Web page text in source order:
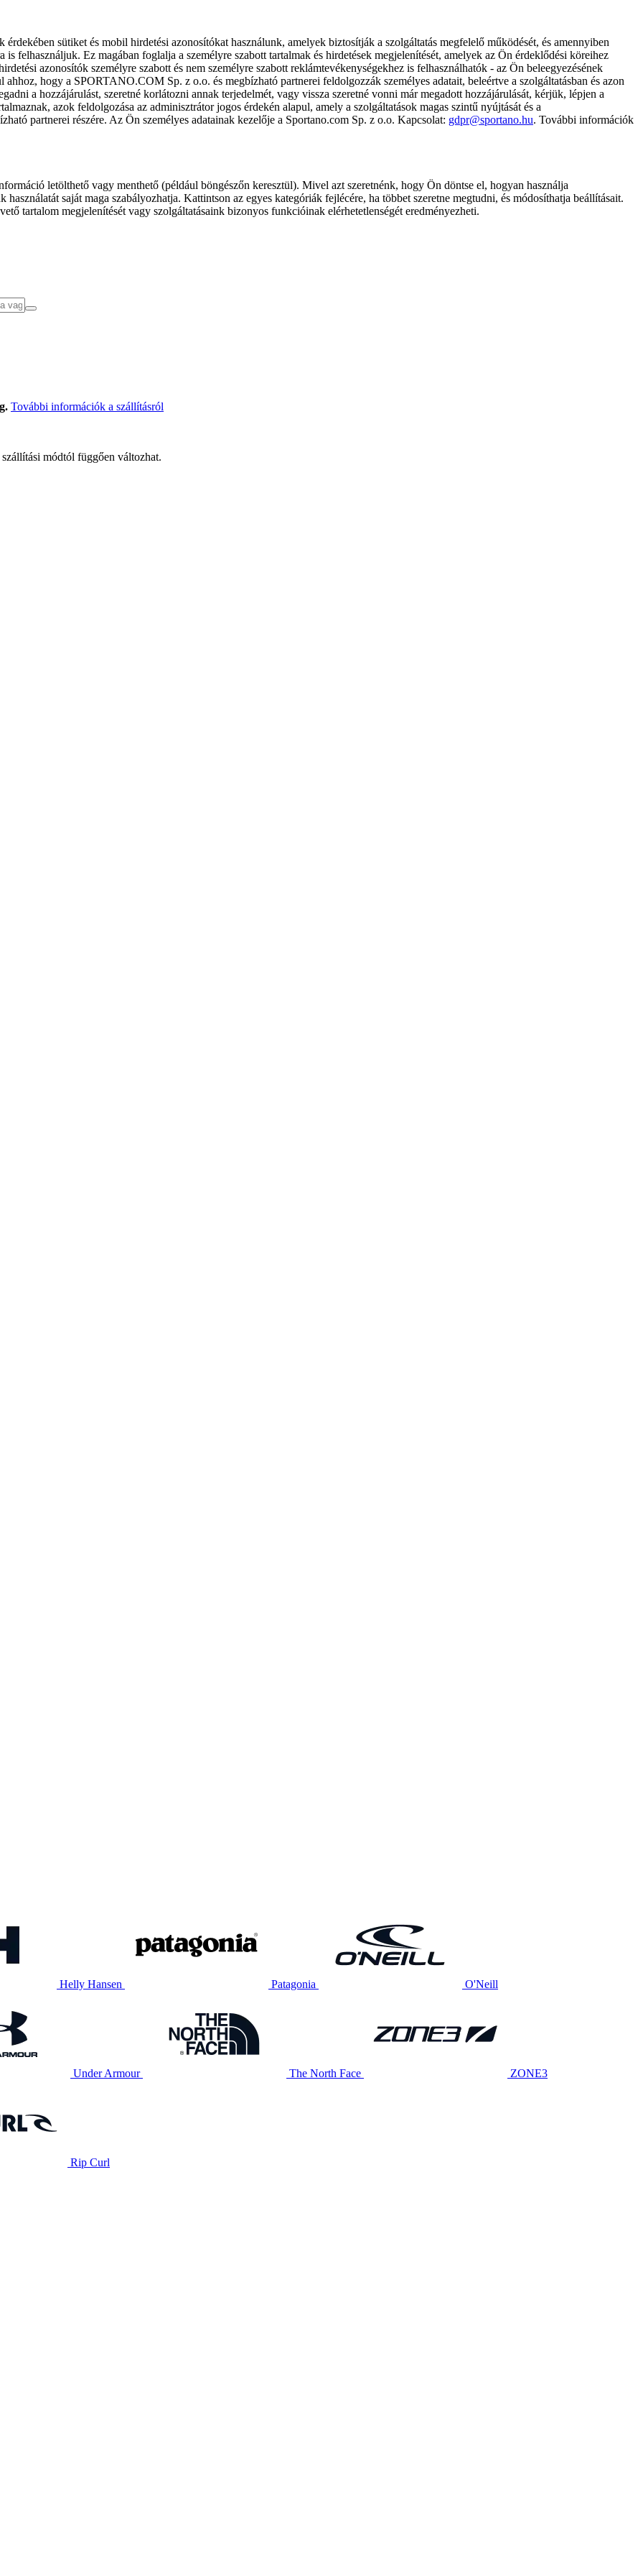
sütiket és mobil hirdetési azonosítókat használunk, amelyek biztosítják a szolgáltatás megfelelő működését, és amennyiben
is felhasználjuk. Ez magában foglalja a személyre szabott tartalmak és hirdetések megjelenítését, amelyek az Ön érdeklődési köreihez
azonosítók személyre szabott és nem személyre szabott reklámtevékenységekhez is felhasználhatók - az Ön beleegyezésének
hogy a SPORTANO.COM Sp. z o.o. és megbízható partnerei feldolgozzák személyes adatait, beleértve a szolgáltatásban és azon
a hozzájárulást, szeretné korlátozni annak terjedelmét, vagy vissza szeretné vonni már megadott hozzájárulását, kérjük, lépjen a
azok feldolgozása az adminisztrátor jogos érdekén alapul, amely a szolgáltatások magas szintű nyújtását és a
partnerei részére. Az Ön személyes adatainak kezelője a Sportano.com Sp. z o.o. Kapcsolat: gdpr@sportano.hu. További információk
letölthető vagy menthető (például böngészőn keresztül). Mivel azt szeretnénk, hogy Ön döntse el, hogyan használja
saját maga szabályozhatja. Kattintson az egyes kategóriák fejlécére, ha többet szeretne megtudni, és módosíthatja beállításait.
tartalom megjelenítését vagy szolgáltatásaink bizonyos funkcióinak elérhetetlenségét eredményezheti.
További információk a szállításról
módtól függően változhat.
Helly Hansen Patagonia O'Neill
Under Armour The North Face ZONE3
Rip Curl